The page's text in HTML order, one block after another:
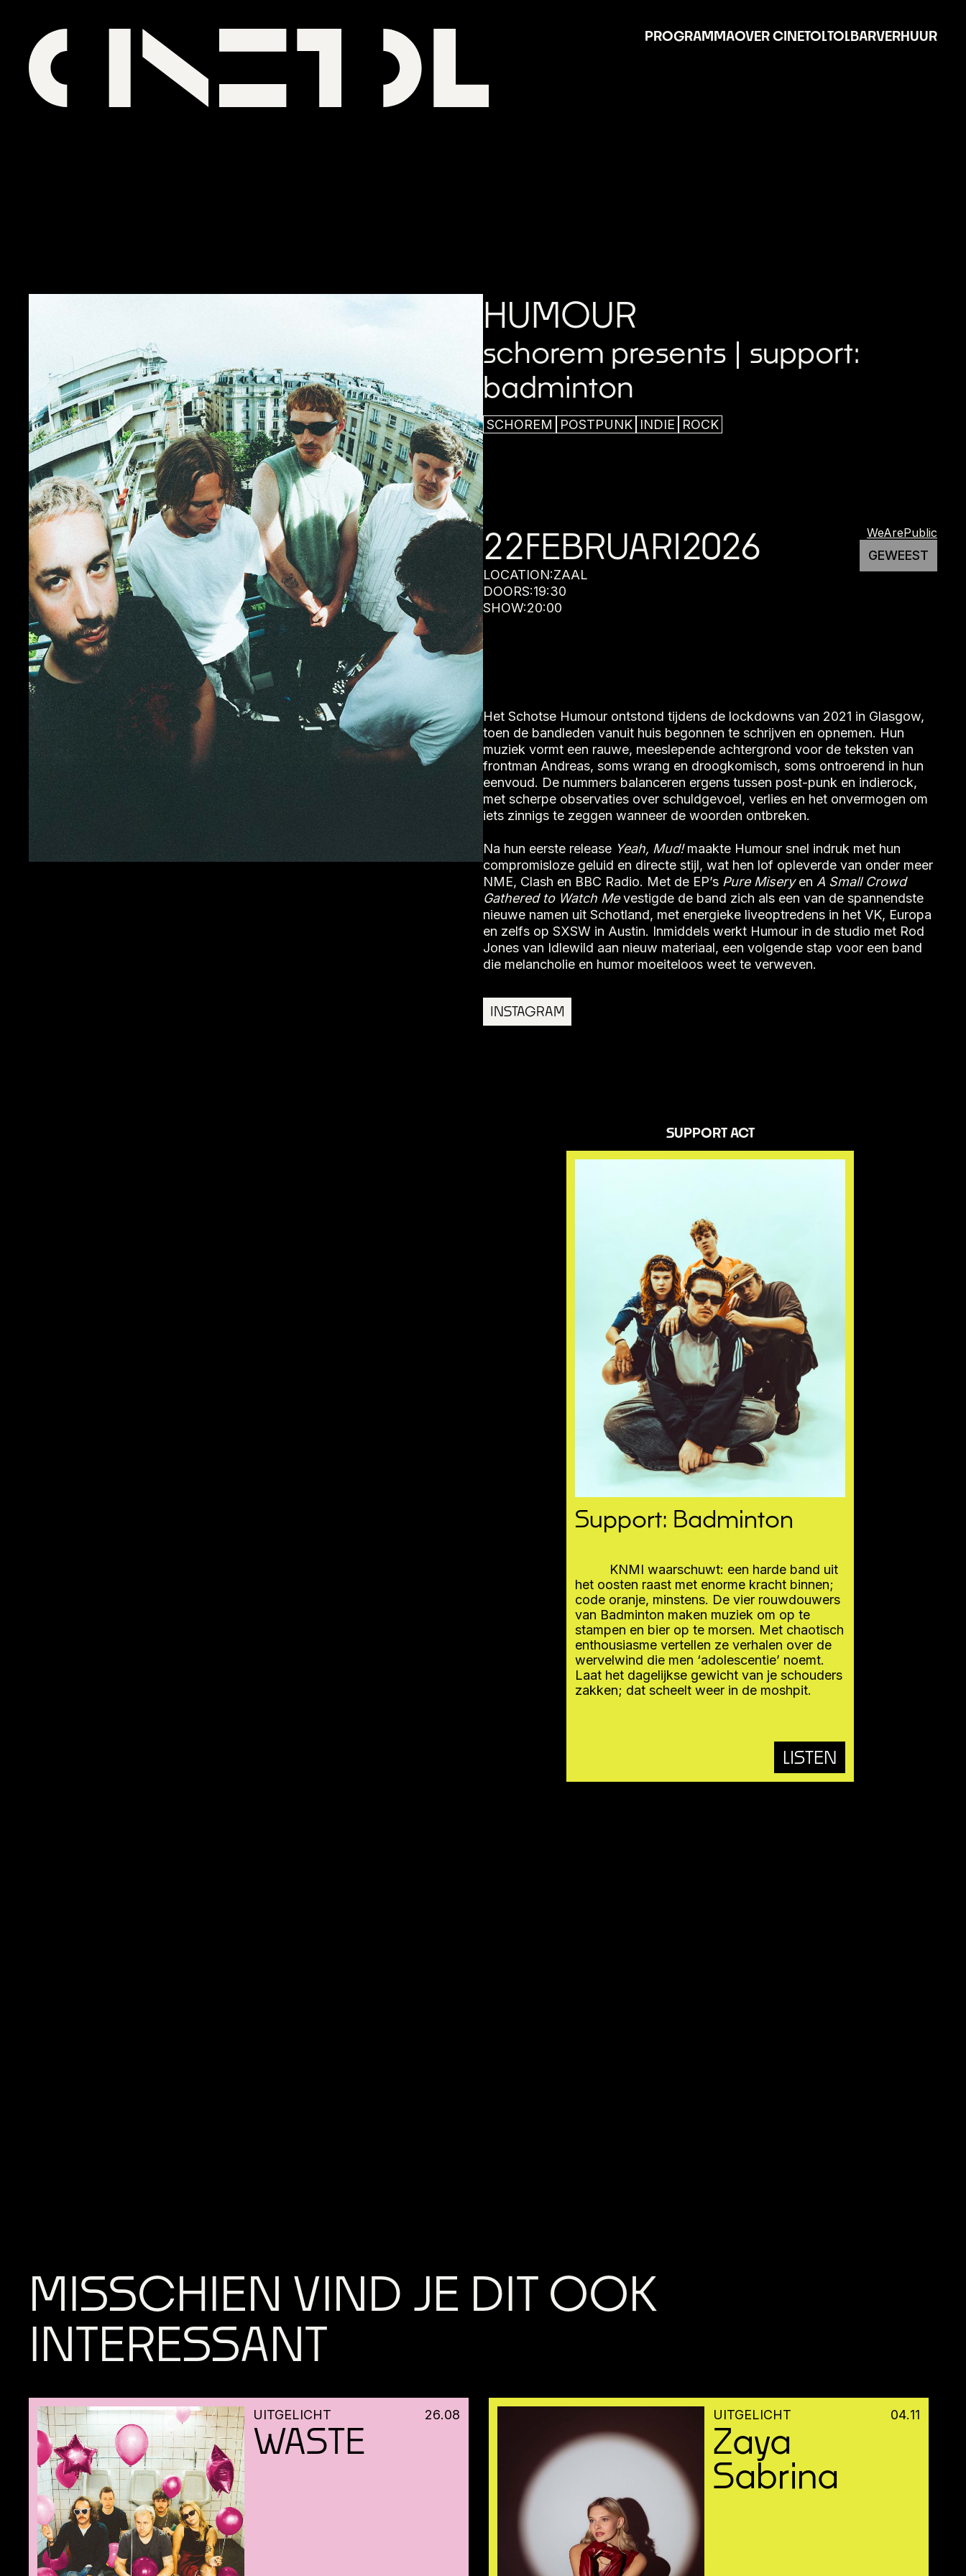
PROGRAMMAOVER CINETOLTOLBARVERHUUR
HUMOUR
schorem presents | support:
badminton
SCHOREM POSTPUNK INDIE ROCK
22FEBRUARI2026
LOCATION:ZAAL
DOORS:19:30
SHOW:20:00
WeArePublic
GEWEEST
Het Schotse Humour ontstond tijdens de lockdowns van 2021 in Glasgow,
toen de bandleden vanuit huis begonnen te schrijven en opnemen. Hun
muziek vormt een rauwe, meeslepende achtergrond voor de teksten van
frontman Andreas, soms wrang en droogkomisch, soms ontroerend in hun
eenvoud. De nummers balanceren ergens tussen post-punk en indierock,
met scherpe observaties over schuldgevoel, verlies en het onvermogen om
iets zinnigs te zeggen wanneer de woorden ontbreken.
Na hun eerste release Yeah, Mud!maakte Humour snel indruk met hun
compromisloze geluid en directe stijl, wat hen lof opleverde van onder meer
NME, Clash en BBC Radio. Met de EP’s Pure Miseryen A Small Crowd
Gathered to Watch Mevestigde de band zich als een van de spannendste
nieuwe namen uit Schotland, met energieke liveoptredens in het VK, Europa
en zelfs op SXSW in Austin. Inmiddels werkt Humour in de studio met Rod
Jones van Idlewild aan nieuw materiaal, een volgende stap voor een band
die melancholie en humor moeiteloos weet te verweven.
INSTAGRAM
SUPPORT ACT
Support: Badminton
KNMI waarschuwt: een harde band uit
het oosten raast met enorme kracht binnen;
code oranje, minstens. De vier rouwdouwers
van Badminton maken muziek om op te
stampen en bier op te morsen. Met chaotisch
enthousiasme vertellen ze verhalen over de
wervelwind die men ‘adolescentie’ noemt.
Laat het dagelijkse gewicht van je schouders
zakken; dat scheelt weer in de moshpit.
LISTEN
MISSCHIEN VIND JE DIT OOK
INTERESSANT
UITGELICHT 26.08
WASTE
UITGELICHT 04.11
Zaya
Sabrina